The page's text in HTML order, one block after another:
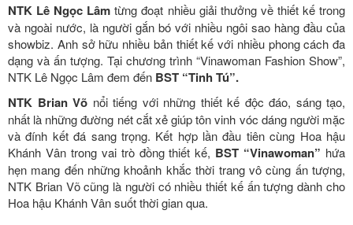
NTK Lê Ngọc Lâm từng đoạt nhiều giải thưởng về thiết kế trong
và ngoài nước, là người gắn bó với nhiều ngôi sao hàng đầu của
showbiz. Anh sở hữu nhiều bản thiết kế với nhiều phong cách đa
dạng và ấn tượng. Tại chương trình “Vinawoman Fashion Show”,
NTK Lê Ngọc Lâm đem đến BST “Tinh Tú”.
NTK Brian Võ nổi tiếng với những thiết kế độc đáo, sáng tạo,
nhất là những đường nét cắt xẻ giúp tôn vinh vóc dáng người mặc
và đính kết đá sang trọng. Kết hợp lần đầu tiên cùng Hoa hậu
Khánh Vân trong vai trò đồng thiết kế, BST “Vinawoman” hứa
hẹn mang đến những khoảnh khắc thời trang vô cùng ấn tượng,
NTK Brian Võ cũng là người có nhiều thiết kế ấn tượng dành cho
Hoa hậu Khánh Vân suốt thời gian qua.